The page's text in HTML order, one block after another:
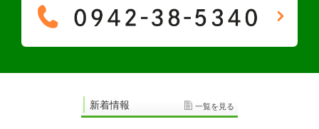
新着情報 一覧を見る